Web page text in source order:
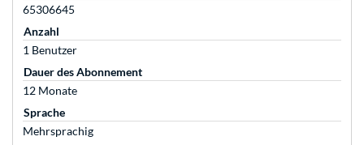
65306645
Anzahl
1 Benutzer
Dauer des Abonnement
12 Monate
Sprache
Mehrsprachig